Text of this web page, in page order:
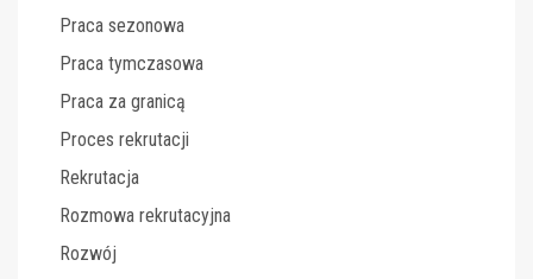
Praca sezonowa
Praca tymczasowa
Praca za granicą
Proces rekrutacji
Rekrutacja
Rozmowa rekrutacyjna
Rozwój